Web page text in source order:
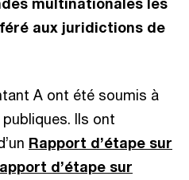
aux juridictions de
A ont été soumis à
Ils ont
Rapport d’étape sur
d’étape sur